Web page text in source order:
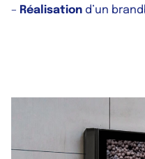
– Réalisation d’un